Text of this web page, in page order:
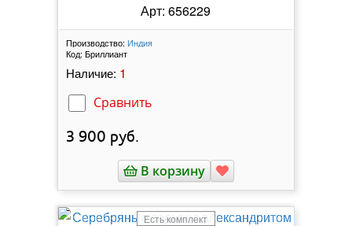
Арт: 656229
Производство: Индия
Код: Бриллиант
Наличие: 1
Сравнить
3 900 руб.
В корзину
Есть комплект